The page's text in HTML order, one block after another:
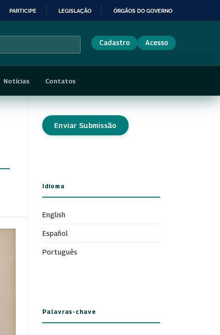
PARTICIPE LEGISLAÇÃO ÓRGÃOS DO GOVERNO
Cadastro Acesso
Notícias Contatos
Enviar Submissão
Idioma
English
Español
Português
Palavras-chave